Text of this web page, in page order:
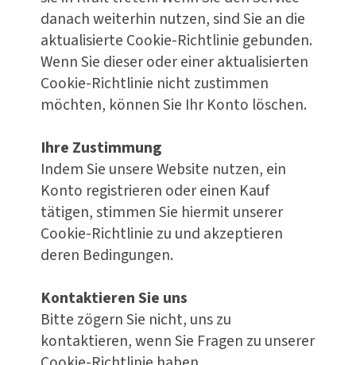
danach weiterhin nutzen, sind Sie an die
aktualisierte Cookie-Richtlinie gebunden.
Wenn Sie dieser oder einer aktualisierten
Cookie-Richtlinie nicht zustimmen
möchten, können Sie Ihr Konto löschen.
Ihre Zustimmung
Indem Sie unsere Website nutzen, ein
Konto registrieren oder einen Kauf
tätigen, stimmen Sie hiermit unserer
Cookie-Richtlinie zu und akzeptieren
deren Bedingungen.
Kontaktieren Sie uns
Bitte zögern Sie nicht, uns zu
kontaktieren, wenn Sie Fragen zu unserer